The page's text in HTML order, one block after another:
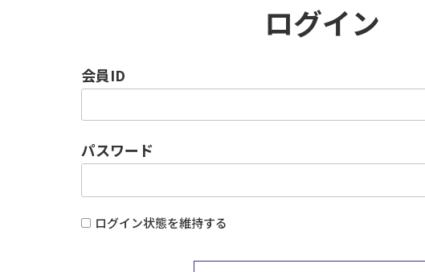
ログイン
会員ID
パスワード
ログイン状態を維持する